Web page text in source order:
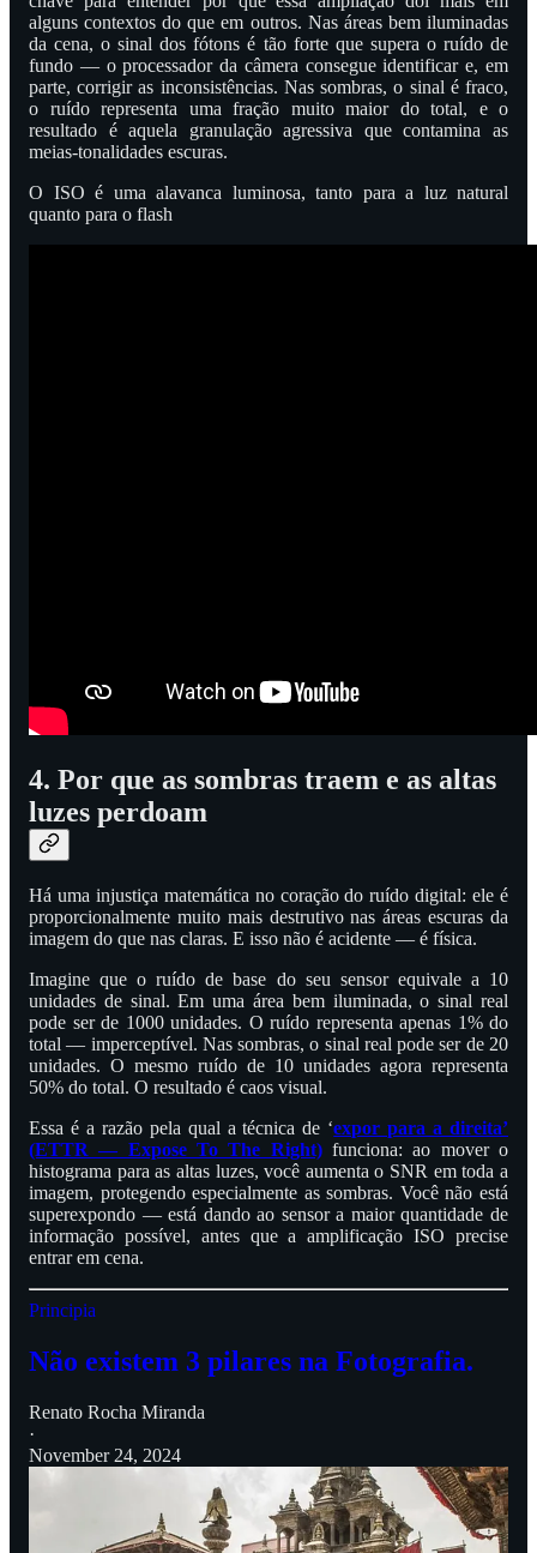
alguns contextos do que em outros. Nas áreas bem iluminadas
da cena, o sinal dos fótons é tão forte que supera o ruído de
fundo — o processador da câmera consegue identificar e, em
parte, corrigir as inconsistências. Nas sombras, o sinal é fraco,
o ruído representa uma fração muito maior do total, e o
resultado é aquela granulação agressiva que contamina as
meias-tonalidades escuras.
O ISO é uma alavanca luminosa, tanto para a luz natural
quanto para o flash
4. Por que as sombras traem e as altas
luzes perdoam
Há uma injustiça matemática no coração do ruído digital: ele é
proporcionalmente muito mais destrutivo nas áreas escuras da
imagem do que nas claras. E isso não é acidente — é física.
Imagine que o ruído de base do seu sensor equivale a 10
unidades de sinal. Em uma área bem iluminada, o sinal real
pode ser de 1000 unidades. O ruído representa apenas 1% do
total — imperceptível. Nas sombras, o sinal real pode ser de 20
unidades. O mesmo ruído de 10 unidades agora representa
50% do total. O resultado é caos visual.
Essa é a razão pela qual a técnica de ‘expor para a direita’
(ETTR — Expose To The Right)funciona: ao mover o
histograma para as altas luzes, você aumenta o SNR em toda a
imagem, protegendo especialmente as sombras. Você não está
superexpondo — está dando ao sensor a maior quantidade de
informação possível, antes que a amplificação ISO precise
entrar em cena.
Principia
Não existem 3 pilares na Fotografia.
Renato Rocha Miranda
·
November 24, 2024